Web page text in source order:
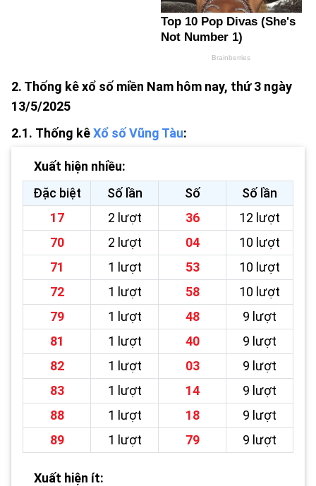
2. Thống kê xổ số miền Nam hôm nay, thứ 3 ngày
13/5/2025
2.1. Thống kêXổ số Vũng Tàu:
Xuất hiện nhiều:
Đặc biệt
Số lần Số
Số lần
17
2 lượt 36
12 lượt
70
2 lượt 04
10 lượt
71
1 lượt 53
10 lượt
72
1 lượt 58
10 lượt
79
1 lượt 48
9 lượt
81
1 lượt 40
9 lượt
82
1 lượt 03
9 lượt
83
1 lượt 14
9 lượt
88
1 lượt 18
9 lượt
89
1 lượt 79 9 lượt
Xuất hiện ít: